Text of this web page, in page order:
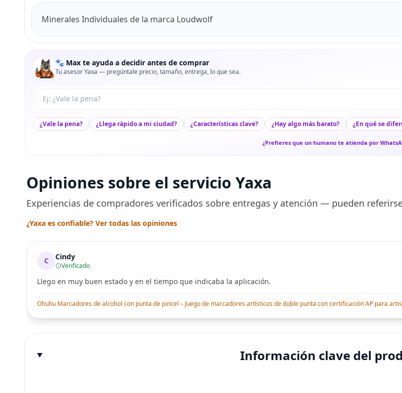
Minerales Individuales de la marca Loudwolf
🐾 Max te ayuda a decidir antes de comprar
Tu asesor Yaxa — pregúntale precio, tamaño, entrega, lo que sea.
Tu pregunta a Max
¿Vale la pena? ¿Llega rápido a mi ciudad? ¿Características clave? ¿Hay algo más barato? ¿En qué se
¿Prefieres que un humano te atienda por
Opiniones sobre el servicio Yaxa
Experiencias de compradores verificados sobre entregas y atención — pueden
¿Yaxa es confiable? Ver todas las opiniones
C Cindy
Verificado
Llego en muy buen estado y en el tiempo que indicaba la aplicación.
Ohuhu Marcadores de alcohol con punta de pincel – Juego de marcadores artísticos de doble punta con certificación AP para
Información clave del